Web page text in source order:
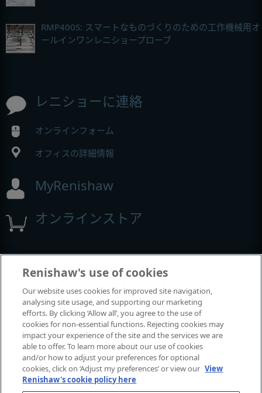
RMP400S: スマートなものづくりのための工作機械用オ
ールインワンレニショープローブ
レニショーに連絡
オンラインフォーム
オフィスの詳細情報
MyRenishaw
オンラインストア
イベントとウェビナー
レニショーの出展イベント
Renishaw's use of cookies
Our website uses cookies for improved site navigation,
analysing site usage, and supporting our marketing
efforts. By clicking ‘Allow all’, you agree to the use of
cookies for non-essential functions. Rejecting cookies may
impact your experience of the site and the services we are
able to offer. To learn more about our use of cookies
and/or how to adjust your preferences for optional
cookies, click on ‘Adjust my preferences’ or view our View
Renishaw's cookie policy here